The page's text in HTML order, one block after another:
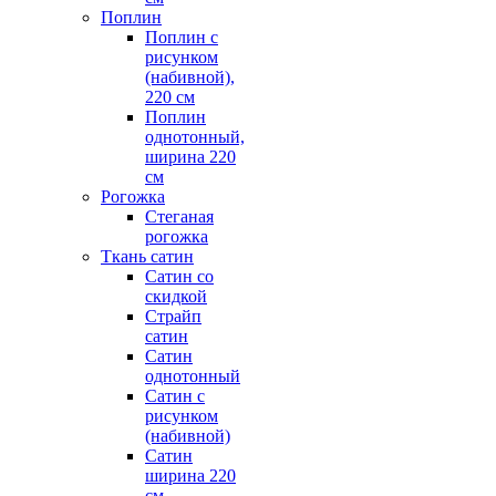
Поплин
Поплин с
рисунком
(набивной),
220 см
Поплин
однотонный,
ширина 220
см
Рогожка
Стеганая
рогожка
Ткань сатин
Сатин со
скидкой
Страйп
сатин
Сатин
однотонный
Сатин с
рисунком
(набивной)
Сатин
ширина 220